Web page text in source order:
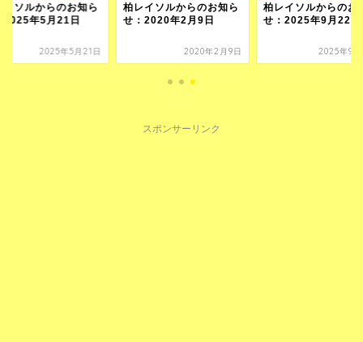
イソルからのお知ら
2025年5月21日
2025年5月21日
柏レイソルからのお知ら
せ：2020年2月9日
2020年2月9日
柏レイソルからのお
せ：2025年9月22日
2025年9
スポンサーリンク